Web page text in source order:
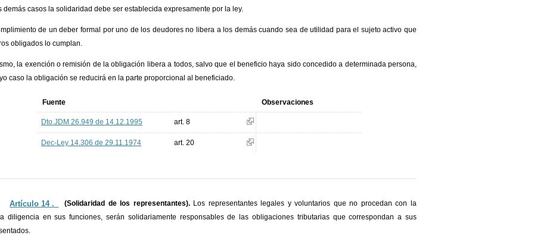
demás casos la solidaridad debe ser establecida expresamente por la ley.
de un deber formal por uno de los deudores no libera a los demás cuando sea de utilidad para el sujeto activo que
obligados lo cumplan.
la exención o remisión de la obligación libera a todos, salvo que el beneficio haya sido concedido a determinada persona,
caso la obligación se reducirá en la parte proporcional al beneficiado.
Fuente Observaciones
Dto.JDM 26.949 de 14.12.1995 art. 8
Dec-Ley 14.306 de 29.11.1974 art. 20
Artículo 14 ._ (Solidaridad de los representantes).Los representantes legales y voluntarios que no procedan con la
diligencia en sus funciones, serán solidariamente responsables de las obligaciones tributarias que correspondan a sus